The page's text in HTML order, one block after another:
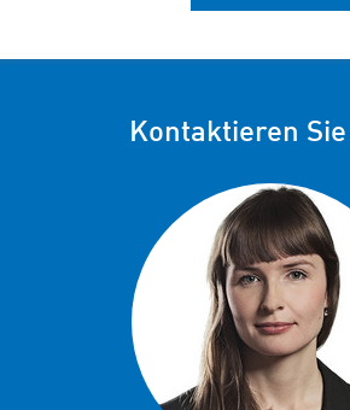
Kontaktieren